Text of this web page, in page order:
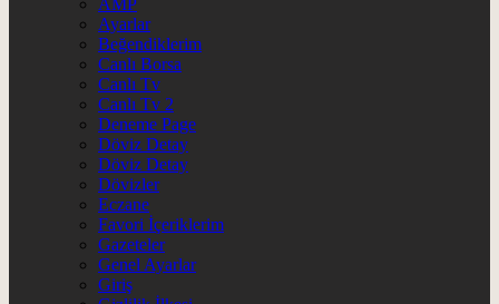
Ayarlar
Beğendiklerim
Canlı Borsa
Canlı Tv
Canlı Tv 2
Deneme Page
Döviz Detay
Döviz Detay
Dövizler
Eczane
Favori İçeriklerim
Gazeteler
Genel Ayarlar
Giriş